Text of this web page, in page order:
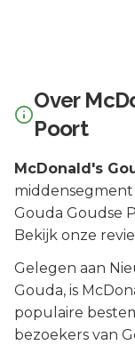
Over
Poort
McDonald's
middensegment
Gouda Goudse
Bekijk onze
Gelegen aan
Gouda, is
populaire
bezoekers van